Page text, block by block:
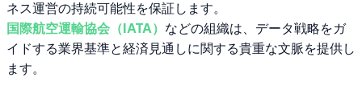
ネス運営の持続可能性を保証します。
国際航空運輸協会（IATA） などの組織は、データ戦略をガ
イドする業界基準と経済見通しに関する貴重な文脈を提供し
ます。